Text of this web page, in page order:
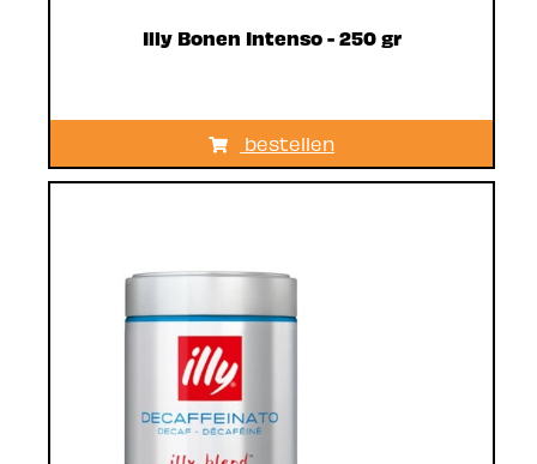
Illy Bonen Intenso - 250 gr
bestellen